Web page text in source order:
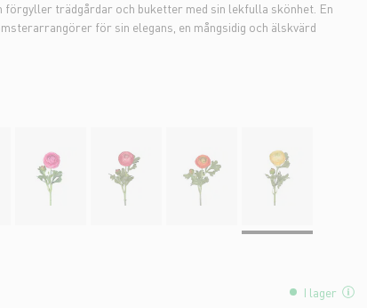
trädgårdar och buketter med sin lekfulla skönhet. En
för sin elegans, en mångsidig och älskvärd
I lager